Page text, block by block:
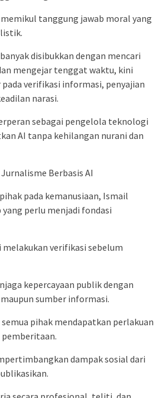
tanggung jawab moral yang
disibukkan dengan mencari
mengejar tenggat waktu, kini
verifikasi informasi, penyajian
narasi.
sebagai pengelola teknologi
AI tanpa kehilangan nurani dan
Berbasis AI
pada kemanusiaan, Ismail
perlu menjadi fondasi
verifikasi sebelum
kepercayaan publik dengan
sumber informasi.
pihak mendapatkan perlakuan
dampak sosial dari